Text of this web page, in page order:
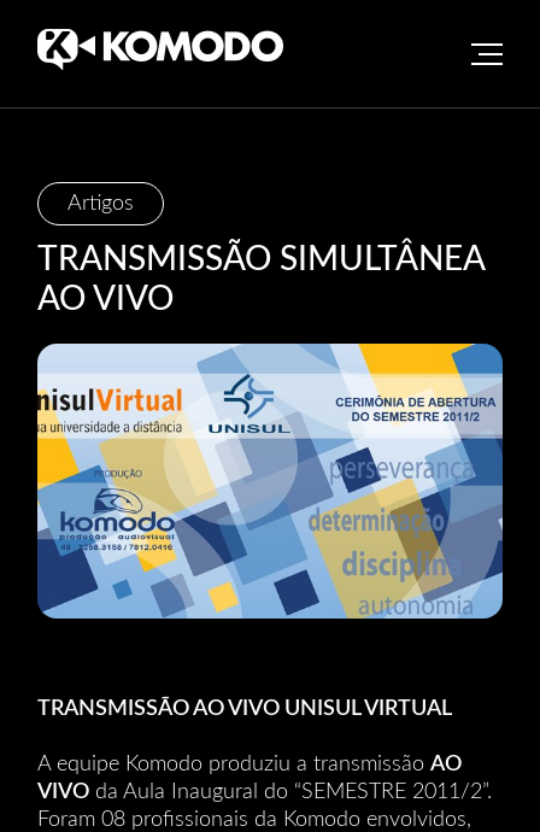
content
Artigos
TRANSMISSÃO SIMULTÂNEA
AO VIVO
TRANSMISSÃO AO VIVO UNISUL VIRTUAL
A equipe Komodo produziu a transmissão AO
VIVOda Aula Inaugural do “SEMESTRE 2011/2”.
Foram 08 profissionais da Komodo envolvidos,